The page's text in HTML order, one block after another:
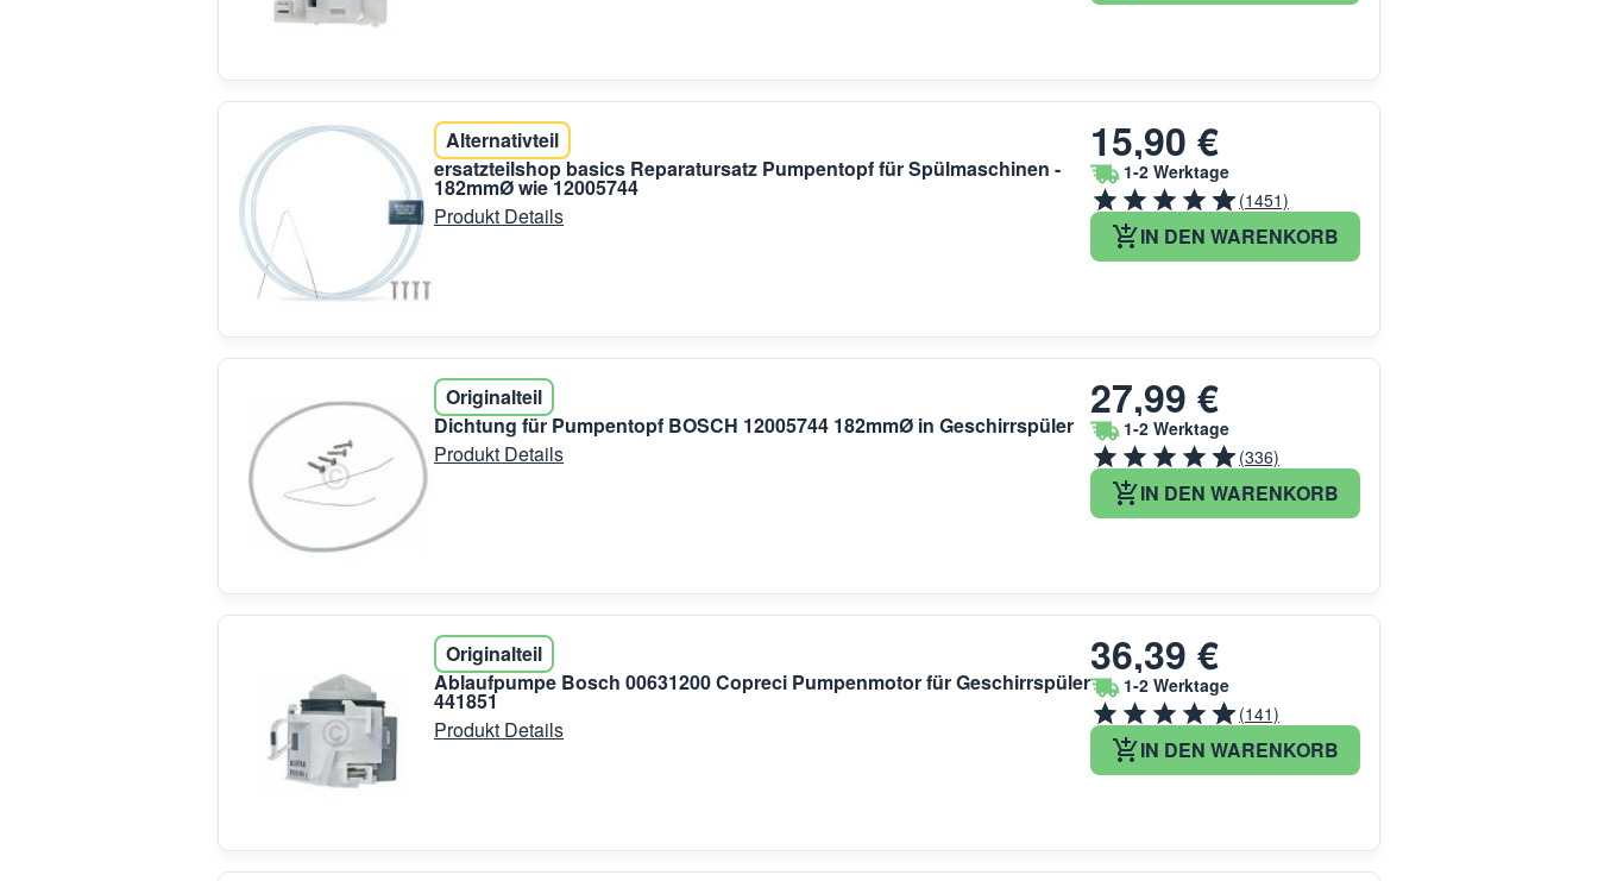
Alternativteil
ersatzteilshop basics Reparatursatz Pumpentopf für Spülmaschinen -
182mmØ wie 12005744
Produkt Details
15,90 €
1-2 Werktage
(1451)
IN DEN WARENKORB
Originalteil
Dichtung für Pumpentopf BOSCH 12005744 182mmØ in Geschirrspüler
Produkt Details
27,99 €
1-2 Werktage
(336)
IN DEN WARENKORB
Originalteil
Ablaufpumpe Bosch 00631200 Copreci Pumpenmotor für Geschirrspüler
441851
Produkt Details
36,39 €
1-2 Werktage
(141)
IN DEN WARENKORB